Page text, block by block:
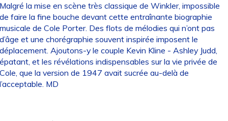
la mise en scène très classique de Winkler, impossible
faire la fine bouche devant cette entraînante biographie
de Cole Porter. Des flots de mélodies qui n’ont pas
et une chorégraphie souvent inspirée imposent le
Ajoutons-y le couple Kevin Kline - Ashley Judd,
et les révélations indispensables sur la vie privée de
que la version de 1947 avait sucrée au-delà de
MD